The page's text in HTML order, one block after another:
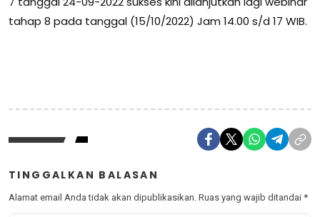
tahap 8 pada tanggal (15/10/2022) Jam 14.00 s/d 17 WIB.
TINGGALKAN BALASAN
Alamat email Anda tidak akan dipublikasikan. Ruas yang wajib ditandai *